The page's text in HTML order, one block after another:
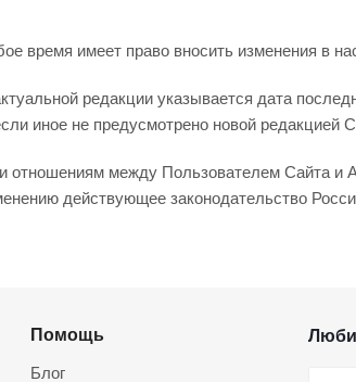
время имеет право вносить изменения в
редакции указывается дата
иное не предусмотрено новой редакцией
отношениям между Пользователем Сайта и
действующее законодательство
Помощь
Блог